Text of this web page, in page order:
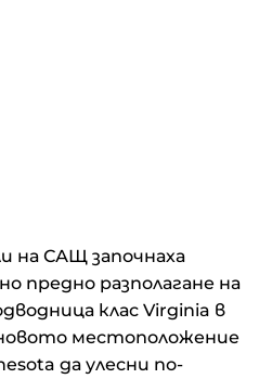
на САЩ започнаха
предно разполагане на
клас Virginia в
местоположение
да улесни по-